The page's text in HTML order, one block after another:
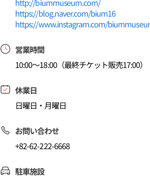
http://biummuseum.com/
https://blog.naver.com/bium16
https://www.instagram.com/
営業時間
10:00～18:00（最終チケット販売17:00）
休業日
日曜日・月曜日
お問い合わせ
+82-62-222-6668
駐車施設